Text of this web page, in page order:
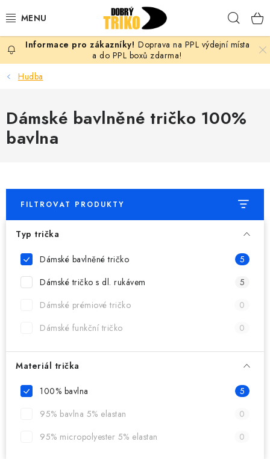
na
PRO ŽENY
PRO MUŽE
PRO DĚTI
DOPLŇKY
VLASTNÍ MOTIV
TRIČKA
OKAMŽITĚ K ODBĚRU
MÁM SRDCE POMÁHÁM
VÁNOCE
Doprava na PPL výdejní místa
a do PPL boxů zdarma!
Hudba
Dámské bavlněné tričko 100%
bavlna
FILTROVAT PRODUKTY
Typ trička
Dámské bavlněné tričko
5
Dámské tričko s dl. rukávem
5
Dámské prémiové tričko
0
Dámské funkční tričko
0
Materiál trička
100% bavlna
5
95% bavlna 5% elastan
0
95% micropolyester 5% elastan
0